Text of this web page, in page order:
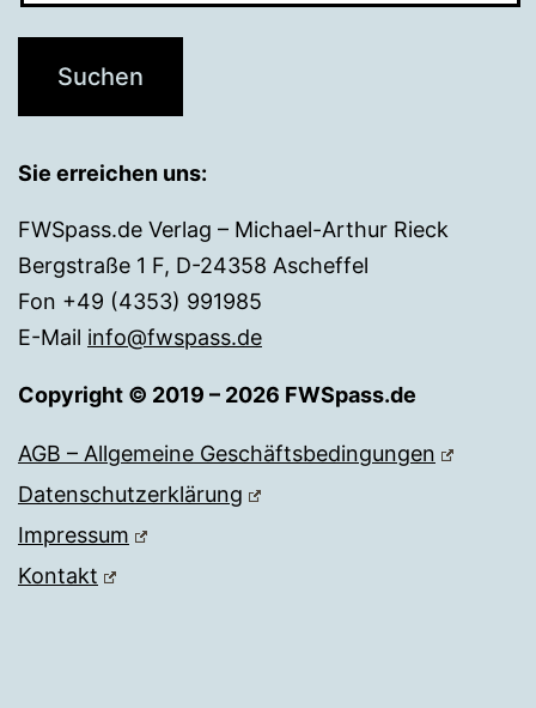
Sie erreichen uns:
FWSpass.de Verlag – Michael-Arthur Rieck
Bergstraße 1 F, D-24358 Ascheffel
Fon +49 (4353) 991985
E-Mail info@fwspass.de
Copyright © 2019 – 2026 FWSpass.de
AGB – Allgemeine Geschäftsbedingungen
Datenschutzerklärung
Impressum
Kontakt